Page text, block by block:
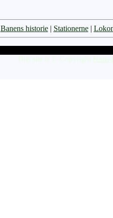
Banens historie| Stationerne|
This site is © Copyright